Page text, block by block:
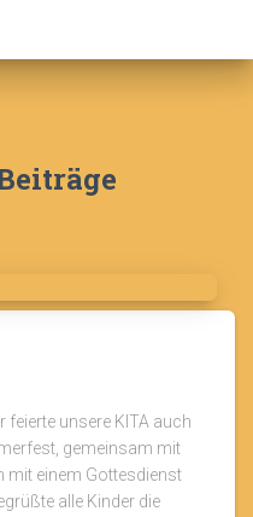
unsere KITA auch
gemeinsam mit
mit einem Gottesdienst
alle Kinder die